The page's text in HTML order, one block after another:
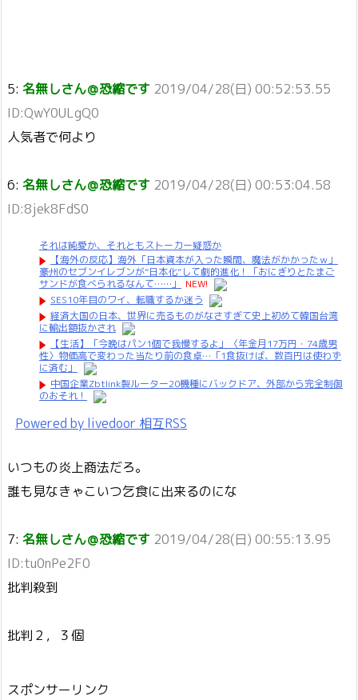
5: 名無しさん＠恐縮です 2019/04/28(日) 00:52:53.55
ID:QwY0ULgQ0
人気者で何より
6: 名無しさん＠恐縮です 2019/04/28(日) 00:53:04.58
ID:8jek8FdS0
それは純愛か、それともストーカー疑惑か
【海外の反応】海外「日本資本が入った瞬間、魔法がかかったｗ」
豪州のセブンイレブンが”日本化”して劇的進化！「おにぎりとたまご
サンドが食べられるなんて……」
NEW!
SES10年目のワイ、転職するか迷う
経済大国の日本、世界に売るものがなさすぎて史上初めて韓国台湾
に輸出額抜かされ
【生活】「今晩はパン1個で我慢するよ」〈年金月17万円・74歳男
性〉物価高で変わった当たり前の食卓…「1食抜けば、数百円は使わず
に済む」
中国企業Zbtlink製ルーター20機種にバックドア、外部から完全制御
のおそれ！
Powered by livedoor 相互RSS
いつもの炎上商法だろ。
誰も見なきゃこいつ乞食に出来るのにな
7: 名無しさん＠恐縮です 2019/04/28(日) 00:55:13.95
ID:tu0nPe2F0
批判殺到
批判２，３個
スポンサーリンク